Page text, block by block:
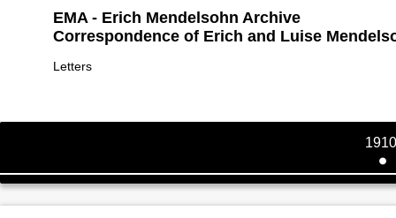
EMA - Erich Mendelsohn Archive
Correspondence of Erich and Luise
Letters
1910